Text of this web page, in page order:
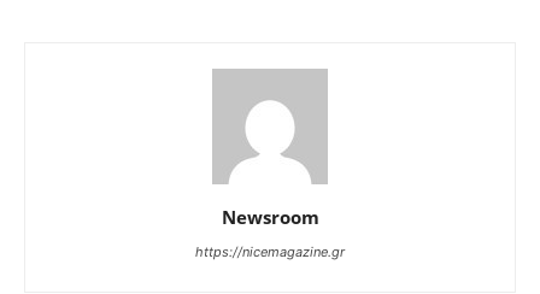
Newsroom
https://nicemagazine.gr